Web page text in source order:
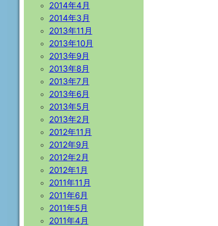
2014年4月
2014年3月
2013年11月
2013年10月
2013年9月
2013年8月
2013年7月
2013年6月
2013年5月
2013年2月
2012年11月
2012年9月
2012年2月
2012年1月
2011年11月
2011年6月
2011年5月
2011年4月